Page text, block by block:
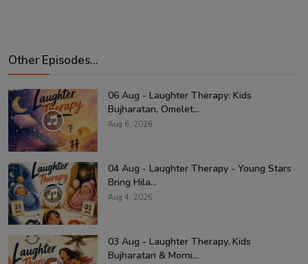
Other Episodes...
06 Aug - Laughter Therapy: Kids
Bujharatan, Omelet...
Aug 6, 2026
04 Aug - Laughter Therapy - Young Stars
Bring Hila...
Aug 4, 2026
03 Aug - Laughter Therapy, Kids
Bujharatan & Morni...